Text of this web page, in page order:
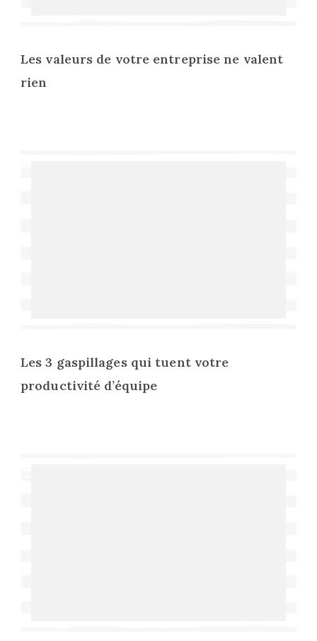
Les valeurs de votre entreprise ne valent
rien
Les 3 gaspillages qui tuent votre
productivité d’équipe